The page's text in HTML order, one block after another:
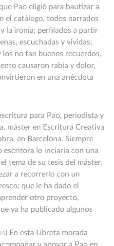
Pao eligió para bautizar a
el catálogo, todos narrados
la ironía; perfilados a partir
escuchadas y vividas;
no tan buenos recuerdos,
causaron rabia y dolor,
en una anécdota
para Pao, periodista y
máster en Escritura Creativa
en Barcelona. Siempre
escritora lo inciaría con una
tema de su tesis del máster,
a recorrerlo con un
que le ha dado el
otro proyecto,
ya ha publicado algunos
) En esta Libreta morada